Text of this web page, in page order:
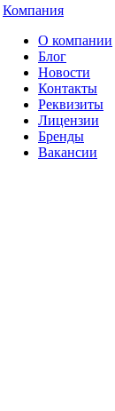
Компания
О компании
Блог
Новости
Контакты
Реквизиты
Лицензии
Бренды
Вакансии